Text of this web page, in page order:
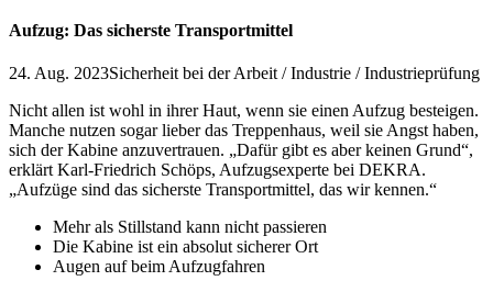
Aufzug: Das sicherste Transportmittel
24. Aug. 2023Sicherheit bei der Arbeit / Industrie / Industrieprüfung
Nicht allen ist wohl in ihrer Haut, wenn sie einen Aufzug besteigen.
Manche nutzen sogar lieber das Treppenhaus, weil sie Angst haben,
sich der Kabine anzuvertrauen. „Dafür gibt es aber keinen Grund“,
erklärt Karl-Friedrich Schöps, Aufzugsexperte bei DEKRA.
„Aufzüge sind das sicherste Transportmittel, das wir kennen.“
Mehr als Stillstand kann nicht passieren
Die Kabine ist ein absolut sicherer Ort
Augen auf beim Aufzugfahren